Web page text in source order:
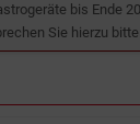
bis Ende
Sie hierzu